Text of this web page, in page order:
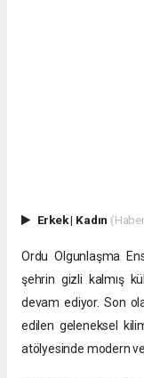
Erkek| Kadın
Ordu Olgunlaşma
şehrin gizli kalmış
devam ediyor. Son
edilen geleneksel
atölyesinde modern